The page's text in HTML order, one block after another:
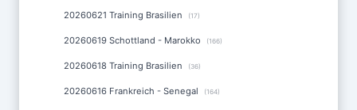
20260621 Training Brasilien (17)
20260619 Schottland - Marokko (166)
20260618 Training Brasilien (36)
20260616 Frankreich - Senegal (164)